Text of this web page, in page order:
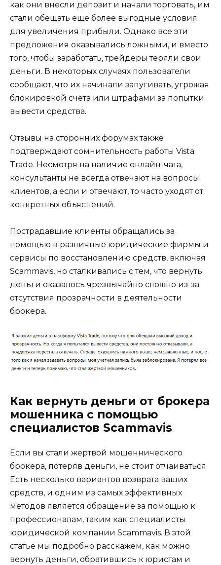
как они внесли депозит и начали торговать, им
стали обещать еще более выгодные условия
для увеличения прибыли. Однако все эти
предложения оказывались ложными, и вместо
того, чтобы заработать, трейдеры теряли свои
деньги. В некоторых случаях пользователи
сообщают, что их начинали запугивать, угрожая
блокировкой счета или штрафами за попытки
вывести средства.
Отзывы на сторонних форумах также
подтверждают сомнительность работы Vista
Trade. Несмотря на наличие онлайн-чата,
консультанты не всегда отвечают на вопросы
клиентов, а если и отвечают, то часто уходят от
конкретных объяснений.
Пострадавшие клиенты обращались за
помощью в различные юридические фирмы и
сервисы по восстановлению средств, включая
Scammavis, но сталкивались с тем, что вернуть
деньги оказалось чрезвычайно сложно из-за
отсутствия прозрачности в деятельности
брокера.
Как вернуть деньги от брокера
мошенника с помощью
специалистов Scammavis
Если вы стали жертвой мошеннического
брокера, потеряв деньги, не стоит отчаиваться.
Есть несколько вариантов возврата ваших
средств, и одним из самых эффективных
методов является обращение за помощью к
профессионалам, таким как специалисты
юридической компании Scammavis. В этой
статье мы подробно расскажем, как можно
вернуть деньги, обратившись к юристам и